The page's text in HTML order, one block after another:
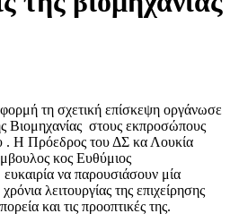
τη σχετική επίσκεψη οργάνωσε
Βιομηχανίας στους εκπροσώπους
Πρόεδρος του ΔΣ κα Λουκία
κος Ευθύμιος
να παρουσιάσουν μία
λειτουργίας της επιχείρησης
και τις προοπτικές της.